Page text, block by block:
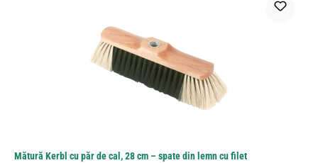
Mătură Kerbl cu păr de cal, 28 cm – spate din lemn cu filet